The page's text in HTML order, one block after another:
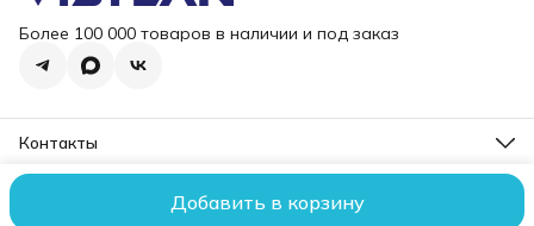
Добавить в корзину
Более 100 000 товаров в наличии и под заказ
Контакты
Режим работы
2006 – 2026 ООО "ВИСТЛАН". Все права защищены.